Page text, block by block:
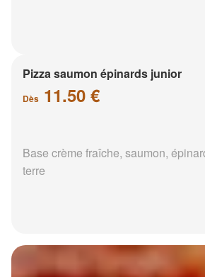
Pizza saumon épinards junior
Dès 11.50 €
Base crème fraîche, saumon,
terre